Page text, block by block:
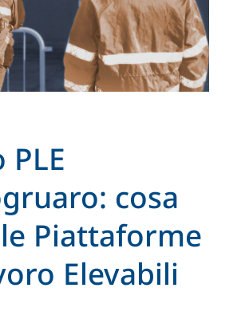
PLE
cosa
Piattaforme
Elevabili